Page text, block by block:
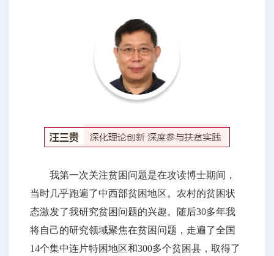
我第一次关注贫困问题是在攻读博士期间，
当时几乎跑遍了中西部贫困地区。农村的贫困状
态激发了我研究贫困问题的兴趣。随后30多年我
将自己的研究领域聚焦在贫困问题，走遍了全国
14个集中连片特困地区和300多个贫困县，取得了